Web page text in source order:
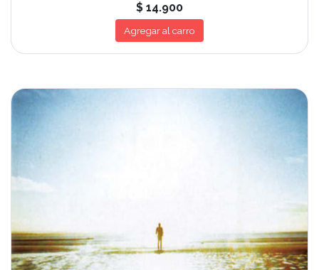
$ 14.900
Agregar al carro